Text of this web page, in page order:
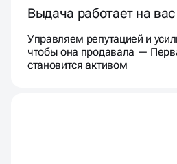
Выдача работает на вас
Управляем репутацией и
чтобы она продавала —
становится активом